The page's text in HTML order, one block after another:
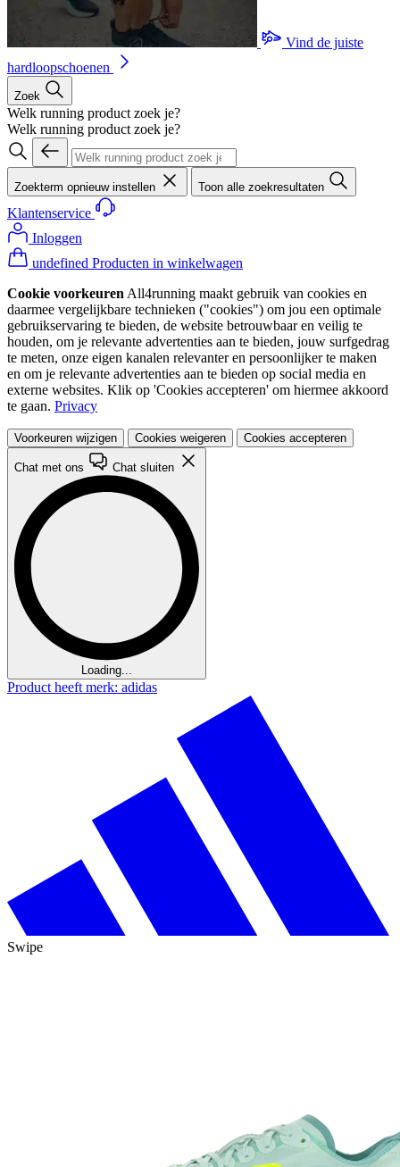
Vind de juiste
hardloopschoenen
Zoek
Welk running product zoek je?
Welk running product zoek je?
Zoekterm opnieuw instellen Toon alle zoekresultaten
Klantenservice
Inloggen
undefined Producten in winkelwagen
Cookie voorkeuren All4running maakt gebruik van cookies en
daarmee vergelijkbare technieken ("cookies") om jou een optimale
gebruikservaring te bieden, de website betrouwbaar en veilig te
houden, om je relevante advertenties aan te bieden, jouw surfgedrag
te meten, onze eigen kanalen relevanter en persoonlijker te maken
en om je relevante advertenties aan te bieden op social media en
externe websites. Klik op 'Cookies accepteren' om hiermee akkoord
te gaan. Privacy
Voorkeuren wijzigen Cookies weigeren Cookies accepteren
Chat met ons Chat sluiten
Loading...
Product heeft merk: adidas
Swipe